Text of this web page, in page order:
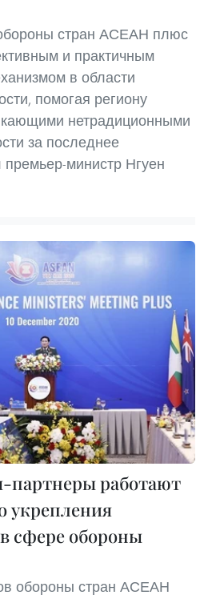
стран АСЕАН плюс
и практичным
в области
помогая региону
нетрадиционными
за последнее
премьер-министр Нгуен
работают
укрепления
сфере обороны
обороны стран АСЕАН